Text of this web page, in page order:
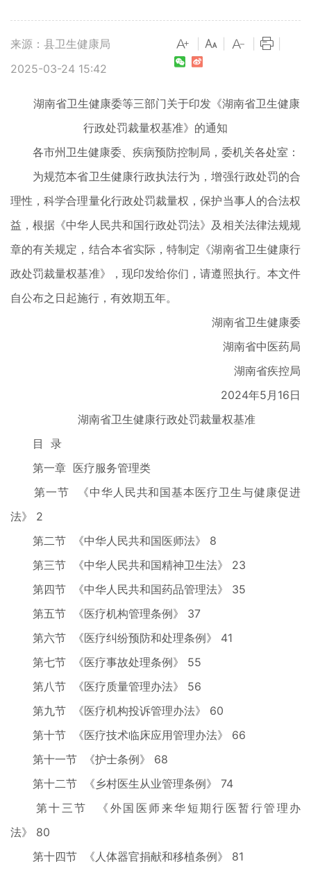
来源：县卫生健康局
2025-03-24 15:42
湖南省卫生健康委等三部门关于印发《湖南省卫生健康
行政处罚裁量权基准》的通知
各市州卫生健康委、疾病预防控制局，委机关各处室：
为规范本省卫生健康行政执法行为，增强行政处罚的合
理性，科学合理量化行政处罚裁量权，保护当事人的合法权
益，根据《中华人民共和国行政处罚法》及相关法律法规规
章的有关规定，结合本省实际，特制定《湖南省卫生健康行
政处罚裁量权基准》，现印发给你们，请遵照执行。本文件
自公布之日起施行，有效期五年。
湖南省卫生健康委
湖南省中医药局
湖南省疾控局
2024年5月16日
湖南省卫生健康行政处罚裁量权基准
目 录
第一章 医疗服务管理类
第一节 《中华人民共和国基本医疗卫生与健康促进
法》 2
第二节 《中华人民共和国医师法》 8
第三节 《中华人民共和国精神卫生法》 23
第四节 《中华人民共和国药品管理法》 35
第五节 《医疗机构管理条例》 37
第六节 《医疗纠纷预防和处理条例》 41
第七节 《医疗事故处理条例》 55
第八节 《医疗质量管理办法》 56
第九节 《医疗机构投诉管理办法》 60
第十节 《医疗技术临床应用管理办法》 66
第十一节 《护士条例》 68
第十二节 《乡村医生从业管理条例》 74
第十三节 《外国医师来华短期行医暂行管理办
法》 80
第十四节 《人体器官捐献和移植条例》 81